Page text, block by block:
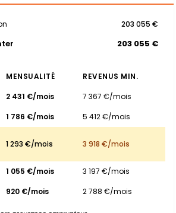
203 055 €
203 055 €
MENSUALITÉ
REVENUS MIN.
2 431 €/mois
7 367 €/mois
1 786 €/mois
5 412 €/mois
1 293 €/mois 3 918 €/mois
1 055 €/mois
3 197 €/mois
920 €/mois 2 788 €/mois